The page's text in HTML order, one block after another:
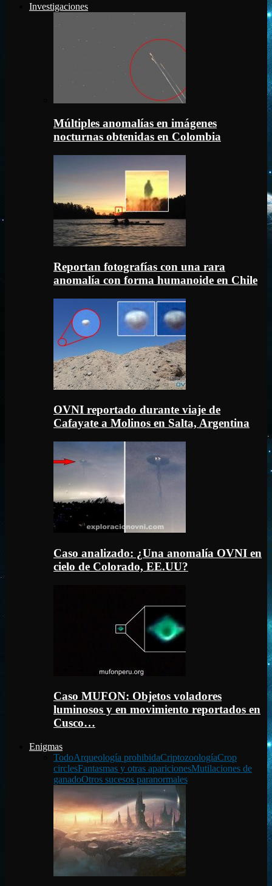
Investigaciones
Múltiples anomalías en imágenes
nocturnas obtenidas en Colombia
Reportan fotografías con una rara
anomalía con forma humanoide en Chile
OVNI reportado durante viaje de
Cafayate a Molinos en Salta, Argentina
Caso analizado: ¿Una anomalía OVNI en
cielo de Colorado, EE.UU?
Caso MUFON: Objetos voladores
luminosos y en movimiento reportados en
Cusco…
Enigmas
TodoArqueología prohibidaCriptozoologíaCrop
circlesFantasmas y otras aparicionesMutilaciones de
ganadoOtros sucesos paranormales